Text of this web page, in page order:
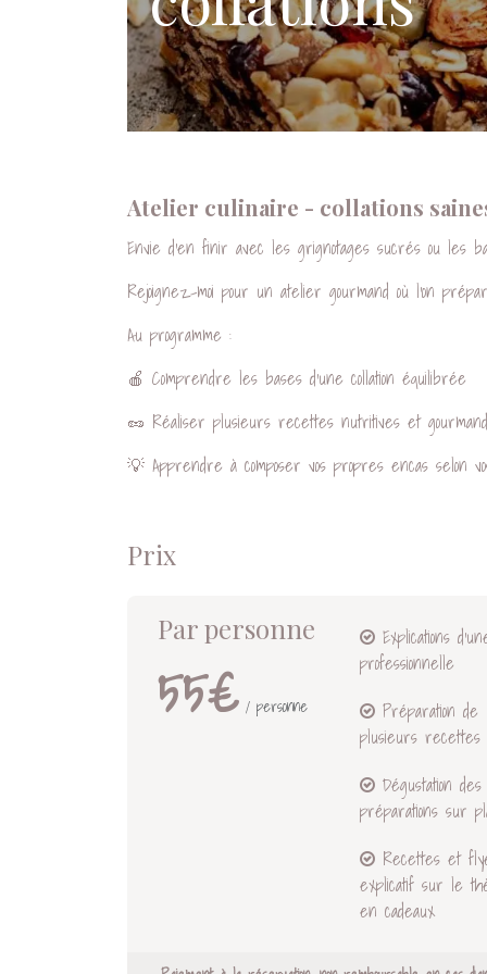
Atelier culinaire - collations
Envie d’en finir avec les grignotages sucrés ou les
Rejoignez-moi pour un atelier gourmand où l’on
Au programme :
🍎 Comprendre les bases d’une collation équilibrée
🥜 Réaliser plusieurs recettes nutritives et
💡 Apprendre à composer vos propres encas selon
Prix
Par personne
55€ / personne
Explications
professionnelle
Préparation de
plusieurs recettes
Dégustation des
préparations sur
Recettes et
explicatif sur le
en cadeaux